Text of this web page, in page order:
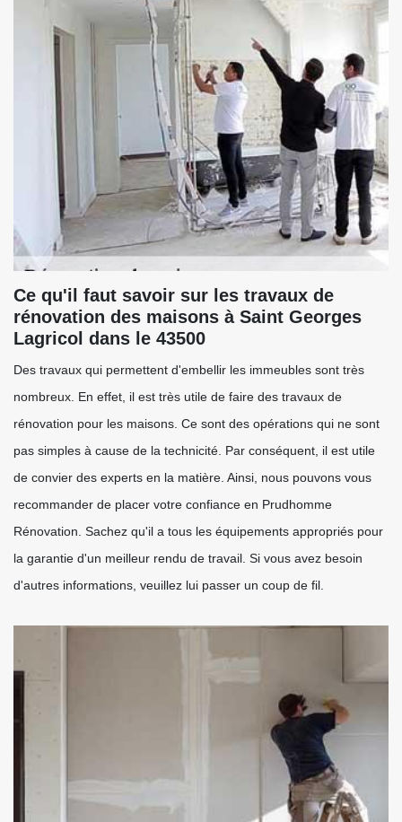
Ce qu'il faut savoir sur les travaux de
rénovation des maisons à Saint Georges
Lagricol dans le 43500
Des travaux qui permettent d'embellir les immeubles sont très
nombreux. En effet, il est très utile de faire des travaux de
rénovation pour les maisons. Ce sont des opérations qui ne sont
pas simples à cause de la technicité. Par conséquent, il est utile
de convier des experts en la matière. Ainsi, nous pouvons vous
recommander de placer votre confiance en Prudhomme
Rénovation. Sachez qu'il a tous les équipements appropriés pour
la garantie d'un meilleur rendu de travail. Si vous avez besoin
d'autres informations, veuillez lui passer un coup de fil.